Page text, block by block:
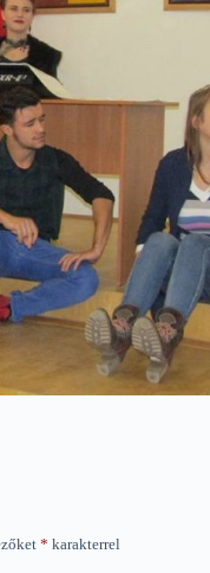
* karakterrel